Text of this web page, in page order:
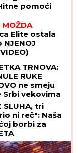
pomoći
MOŽDA
Elite ostala
TRNOVA:
RUKE
ne smeju
Srbi vekovima
SLUHA, tri
ni reč": Naša
borbi za